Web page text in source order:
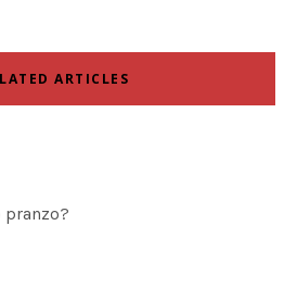
ARTICLES